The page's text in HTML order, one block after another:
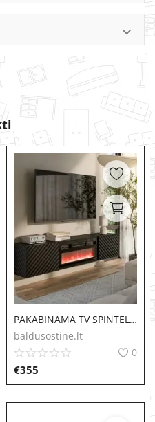
PAKABINAMA TV SPINTELĖ Lara su elektriniu židiniu
baldusostine.lt
0
€355